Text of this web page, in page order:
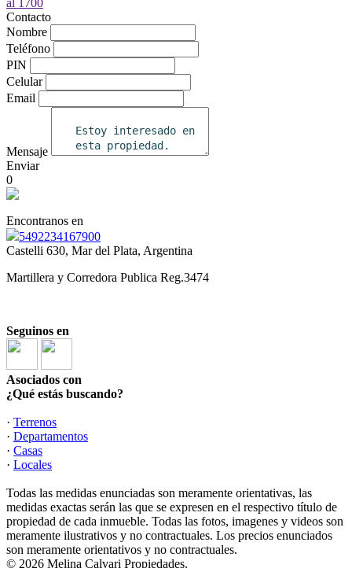
Contacto
Nombre
Teléfono
PIN
Celular
Email
Mensaje
Enviar
0
Encontranos en
5492234167900
Castelli 630, Mar del Plata, Argentina
Martillera y Corredora Publica Reg.3474
Seguinos en
Asociados con
¿Qué estás buscando?
· Terrenos
· Departamentos
· Casas
· Locales
Todas las medidas enunciadas son meramente orientativas, las
medidas exactas serán las que se expresen en el respectivo título de
propiedad de cada inmueble. Todas las fotos, imagenes y videos son
meramente ilustrativos y no contractuales. Los precios enunciados
son meramente orientativos y no contractuales.
© 2026 Melina Calvari Propiedades.